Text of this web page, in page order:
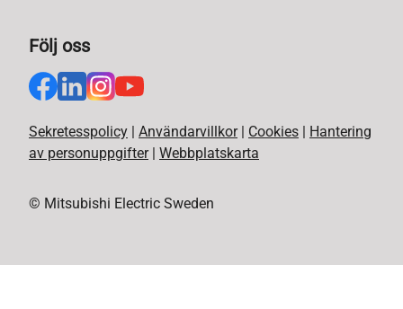
Följ oss
Sekretesspolicy | Användarvillkor | Cookies | Hantering
av personuppgifter | Webbplatskarta
© Mitsubishi Electric Sweden